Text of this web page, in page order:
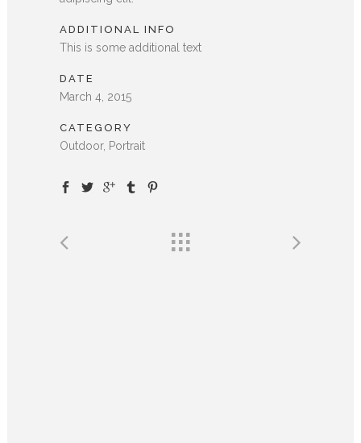
ADDITIONAL INFO
This is some additional text
DATE
March 4, 2015
CATEGORY
Outdoor, Portrait